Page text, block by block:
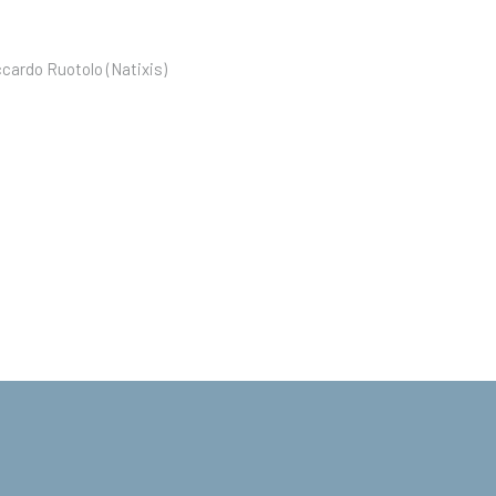
Ruotolo (Natixis)